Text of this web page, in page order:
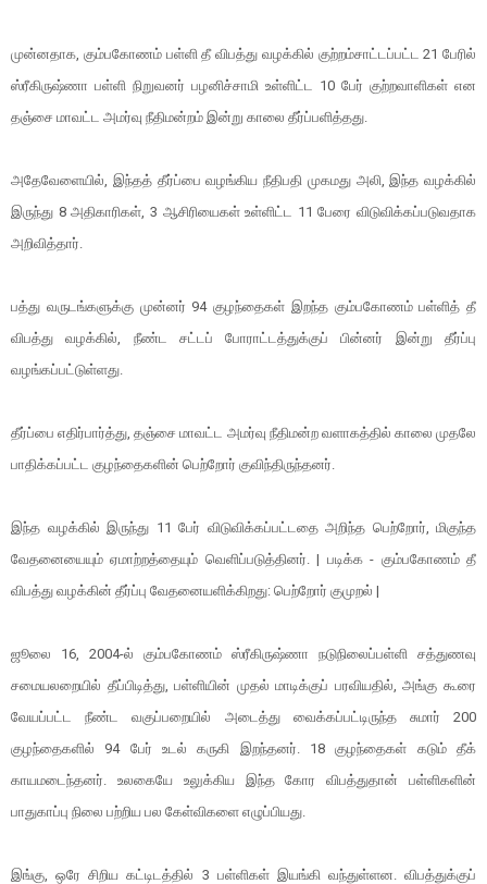
முன்னதாக, கும்பகோணம் பள்ளி தீ விபத்து வழக்கில் குற்றம்சாட்டப்பட்ட 21 பேரில்
ஸ்ரீகிருஷ்ணா பள்ளி நிறுவனர் பழனிச்சாமி உள்ளிட்ட 10 பேர் குற்றவாளிகள் என
தஞ்சை மாவட்ட அமர்வு நீதிமன்றம் இன்று காலை தீர்ப்பளித்தது.
அதேவேளையில், இந்தத் தீர்ப்பை வழங்கிய நீதிபதி முகமது அலி, இந்த வழக்கில்
இருந்து 8 அதிகாரிகள், 3 ஆசிரியைகள் உள்ளிட்ட 11 பேரை விடுவிக்கப்படுவதாக
அறிவித்தார்.
பத்து வருடங்களுக்கு முன்னர் 94 குழந்தைகள் இறந்த கும்பகோணம் பள்ளித் தீ
விபத்து வழக்கில், நீண்ட சட்டப் போராட்டத்துக்குப் பின்னர் இன்று தீர்ப்பு
வழங்கப்பட்டுள்ளது.
தீர்ப்பை எதிர்பார்த்து, தஞ்சை மாவட்ட அமர்வு நீதிமன்ற வளாகத்தில் காலை முதலே
பாதிக்கப்பட்ட குழந்தைகளின் பெற்றோர் குவிந்திருந்தனர்.
இந்த வழக்கில் இருந்து 11 பேர் விடுவிக்கப்பட்டதை அறிந்த பெற்றோர், மிகுந்த
வேதனையையும் ஏமாற்றத்தையும் வெளிப்படுத்தினர். | படிக்க - கும்பகோணம் தீ
விபத்து வழக்கின் தீர்ப்பு வேதனையளிக்கிறது: பெற்றோர் குமுறல் |
ஜூலை 16, 2004-ல் கும்பகோணம் ஸ்ரீகிருஷ்ணா நடுநிலைப்பள்ளி சத்துணவு
சமையலறையில் தீப்பிடித்து, பள்ளியின் முதல் மாடிக்குப் பரவியதில், அங்கு கூரை
வேயப்பட்ட நீண்ட வகுப்பறையில் அடைத்து வைக்கப்பட்டிருந்த சுமார் 200
குழந்தைகளில் 94 பேர் உடல் கருகி இறந்தனர். 18 குழந்தைகள் கடும் தீக்
காயமடைந்தனர். உலகையே உலுக்கிய இந்த கோர விபத்துதான் பள்ளிகளின்
பாதுகாப்பு நிலை பற்றிய பல கேள்விகளை எழுப்பியது.
இங்கு, ஒரே சிறிய கட்டிடத்தில் 3 பள்ளிகள் இயங்கி வந்துள்ளன. விபத்துக்குப்